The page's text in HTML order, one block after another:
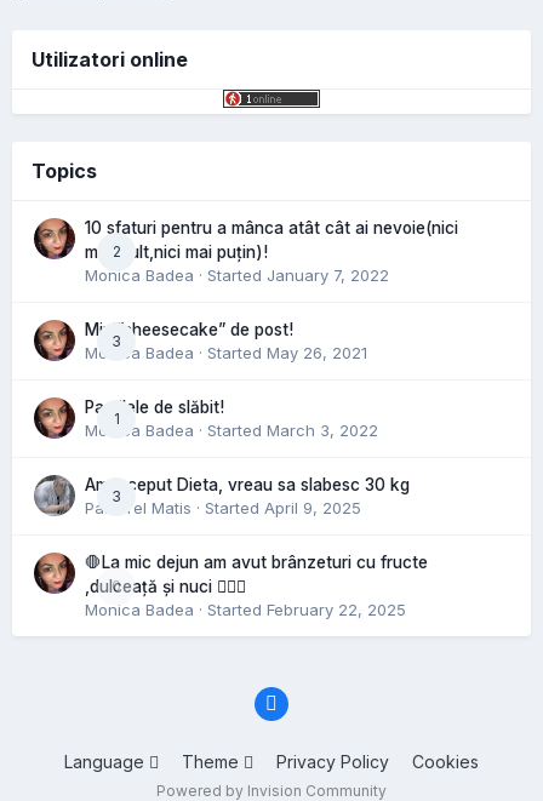
Utilizatori online
Topics
2
10 sfaturi pentru a mânca atât cât ai nevoie(nici
mai mult,nici mai puțin)!
Monica Badea · Started January 7, 2022
3
Mini”cheesecake” de post!
Monica Badea · Started May 26, 2021
1
Pastilele de slăbit!
Monica Badea · Started March 3, 2022
3
Am inceput Dieta, vreau sa slabesc 30 kg
Pastorel Matis · Started April 9, 2025
0
🛑La mic dejun am avut brânzeturi cu fructe
,dulceață și nuci 🤷🏻‍♀️
Monica Badea · Started February 22, 2025
Language Theme Privacy Policy Cookies
Powered by Invision Community